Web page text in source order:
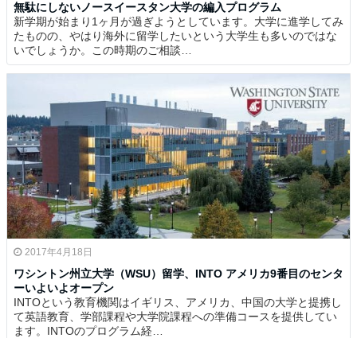
無駄にしないノースイースタン大学の編入プログラム
新学期が始まり1ヶ月が過ぎようとしています。大学に進学してみ
たものの、やはり海外に留学したいという大学生も多いのではな
いでしょうか。この時期のご相談…
2017年4月18日
ワシントン州立大学（WSU）留学、INTO アメリカ9番目のセンタ
ーいよいよオープン
INTOという教育機関はイギリス、アメリカ、中国の大学と提携し
て英語教育、学部課程や大学院課程への準備コースを提供してい
ます。INTOのプログラム経…